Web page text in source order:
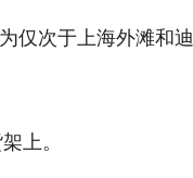
仅次于上海外滩和迪
上。